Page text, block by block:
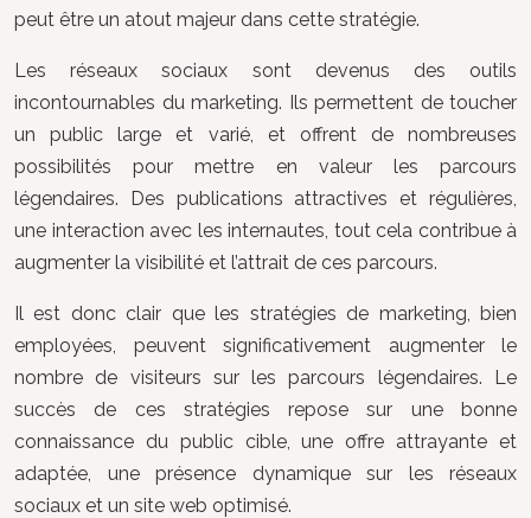
peut être un atout majeur dans cette stratégie.
Les réseaux sociaux sont devenus des outils
incontournables du marketing. Ils permettent de toucher
un public large et varié, et offrent de nombreuses
possibilités pour mettre en valeur les parcours
légendaires. Des publications attractives et régulières,
une interaction avec les internautes, tout cela contribue à
augmenter la visibilité et l’attrait de ces parcours.
Il est donc clair que les stratégies de marketing, bien
employées, peuvent significativement augmenter le
nombre de visiteurs sur les parcours légendaires. Le
succès de ces stratégies repose sur une bonne
connaissance du public cible, une offre attrayante et
adaptée, une présence dynamique sur les réseaux
sociaux et un site web optimisé.